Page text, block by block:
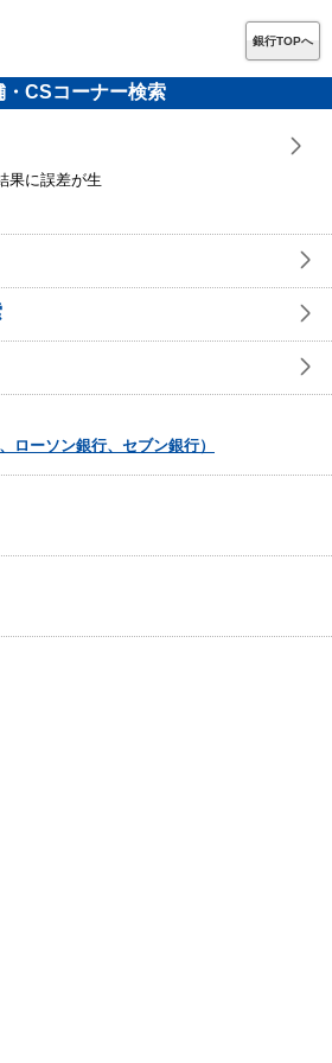
銀行TOPへ
・CSコーナー検索
果に誤差が生
ローソン銀行、セブン銀行）